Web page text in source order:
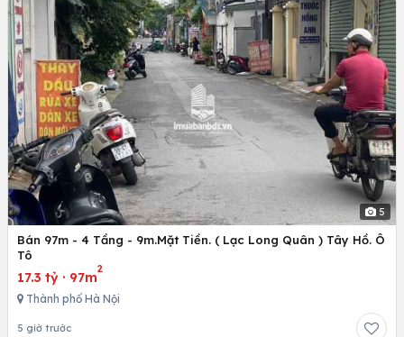
5
Bán 97m - 4 Tầng - 9m.Mặt Tiền. ( Lạc Long Quân ) Tây Hồ. Ô
Tô
17.3 tỷ · 97m
2
Thành phố Hà Nội
5 giờ trước